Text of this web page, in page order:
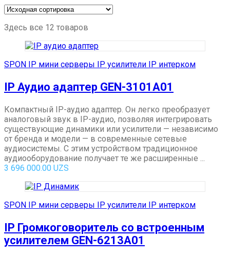
Здесь все 12 товаров
SPON IP мини серверы IP усилители IP интерком
IP Аудио адаптер GEN-3101A01
Компактный IP-аудио адаптер. Он легко преобразует
аналоговый звук в IP-аудио, позволяя интегрировать
существующие динамики или усилители — независимо
от бренда и модели — в современные сетевые
аудиосистемы. С этим устройством традиционное
аудиооборудование получает те же расширенные ...
3 696 000.00 UZS
SPON IP мини серверы IP усилители IP интерком
IP Громкоговоритель со встроенным
усилителем GEN-6213A01